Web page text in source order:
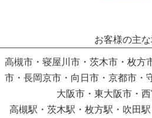
お客様の主
高槻市・寝屋川市・茨木市・枚方
市・長岡京市・向日市・京都市・
大阪市・東大阪市・
高槻駅・茨木駅・枚方駅・吹田